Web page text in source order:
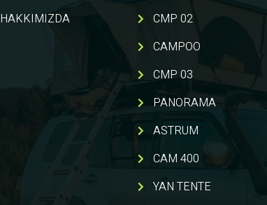
HAKKIMIZDA
CMP 02
CAMPOO
CMP 03
PANORAMA
ASTRUM
CAM 400
YAN TENTE